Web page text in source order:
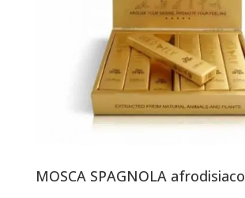
MOSCA SPAGNOLA afrodisiaco